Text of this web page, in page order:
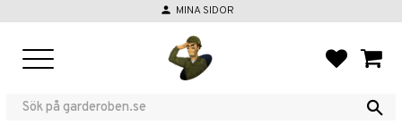
person MINA SIDOR